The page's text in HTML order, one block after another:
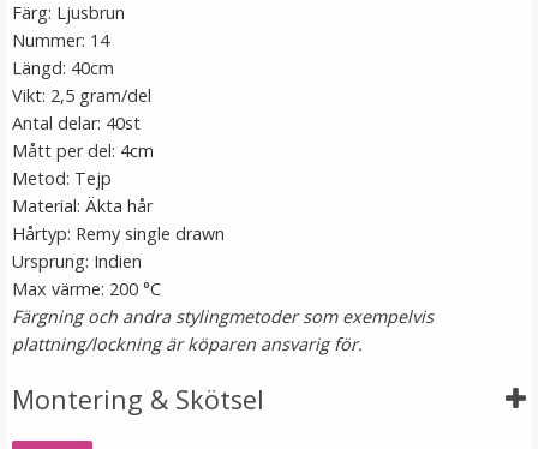
Färg: Ljusbrun
Nummer: 14
Längd: 40cm
Vikt: 2,5 gram/del
Antal delar: 40st
Mått per del: 4cm
Metod: Tejp
Material: Äkta hår
Hårtyp: Remy single drawn
Ursprung: Indien
Max värme: 200 °C
Färgning och andra stylingmetoder som exempelvis
plattning/lockning är köparen ansvarig för.
Montering & Skötsel